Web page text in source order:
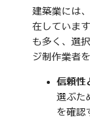
建築業には
在していま
も多く、選
ジ制作業者
信頼性
選ぶた
を確認